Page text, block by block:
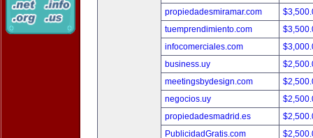
propiedadesmiramar.com
tuemprendimiento.com
infocomerciales.com
business.uy
meetingsbydesign.com
negocios.uy
propiedadesmadrid.es
PublicidadGratis.com